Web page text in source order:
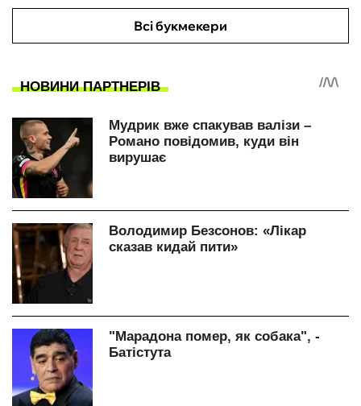
Всі букмекери